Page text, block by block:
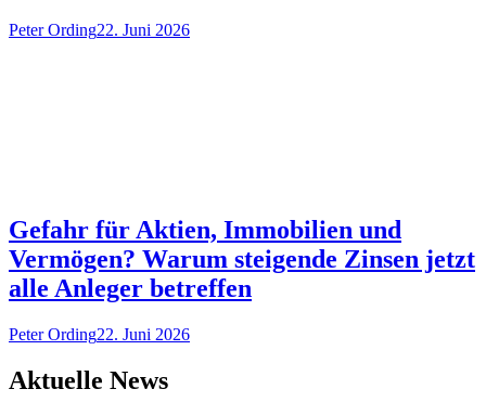
Peter Ording22. Juni 2026
Gefahr für Aktien, Immobilien und
Vermögen? Warum steigende Zinsen jetzt
alle Anleger betreffen
Peter Ording22. Juni 2026
Aktuelle News